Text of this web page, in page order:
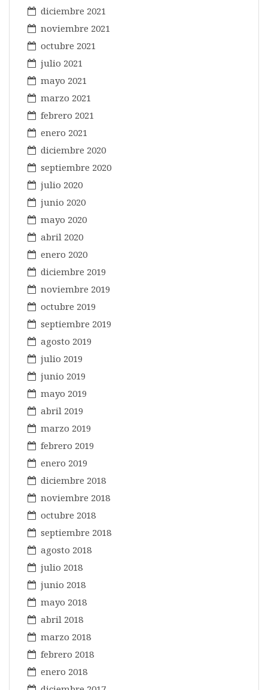
diciembre 2021
noviembre 2021
octubre 2021
julio 2021
mayo 2021
marzo 2021
febrero 2021
enero 2021
diciembre 2020
septiembre 2020
julio 2020
junio 2020
mayo 2020
abril 2020
enero 2020
diciembre 2019
noviembre 2019
octubre 2019
septiembre 2019
agosto 2019
julio 2019
junio 2019
mayo 2019
abril 2019
marzo 2019
febrero 2019
enero 2019
diciembre 2018
noviembre 2018
octubre 2018
septiembre 2018
agosto 2018
julio 2018
junio 2018
mayo 2018
abril 2018
marzo 2018
febrero 2018
enero 2018